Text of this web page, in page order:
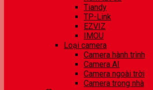
Tiandy
TP-Link
EZVIZ
IMOU
Loại camera
Camera hành trình
Camera AI
Camera ngoài trời
Camera trong nhà